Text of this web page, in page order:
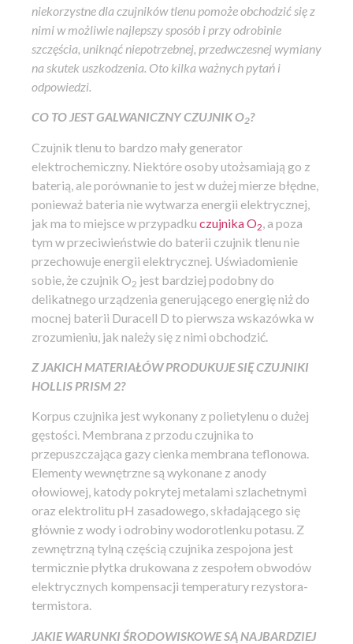
niekorzystne dla czujników tlenu pomoże obchodzić się z
nimi w możliwie najlepszy sposób i przy odrobinie
szczęścia, uniknąć niepotrzebnej, przedwczesnej wymiany
na skutek uszkodzenia. Oto kilka ważnych pytań i
odpowiedzi.
CO TO JEST GALWANICZNY CZUJNIK O2?
Czujnik tlenu to bardzo mały generator
elektrochemiczny. Niektóre osoby utożsamiają go z
baterią, ale porównanie to jest w dużej mierze błędne,
ponieważ bateria nie wytwarza energii elektrycznej,
jak ma to miejsce w przypadku czujnika O2 , a poza
tym w przeciwieństwie do baterii czujnik tlenu nie
przechowuje energii elektrycznej. Uświadomienie
sobie, że czujnik O2 jest bardziej podobny do
delikatnego urządzenia generującego energię niż do
mocnej baterii Duracell D to pierwsza wskazówka w
zrozumieniu, jak należy się z nimi obchodzić.
Z JAKICH MATERIAŁÓW PRODUKUJE SIĘ CZUJNIKI
HOLLIS PRISM 2?
Korpus czujnika jest wykonany z polietylenu o dużej
gęstości. Membrana z przodu czujnika to
przepuszczająca gazy cienka membrana teflonowa.
Elementy wewnętrzne są wykonane z anody
ołowiowej, katody pokrytej metalami szlachetnymi
oraz elektrolitu pH zasadowego, składającego się
głównie z wody i odrobiny wodorotlenku potasu. Z
zewnętrzną tylną częścią czujnika zespojona jest
termicznie płytka drukowana z zespołem obwodów
elektrycznych kompensacji temperatury rezystora-
termistora.
JAKIE WARUNKI ŚRODOWISKOWE SĄ NAJBARDZIEJ